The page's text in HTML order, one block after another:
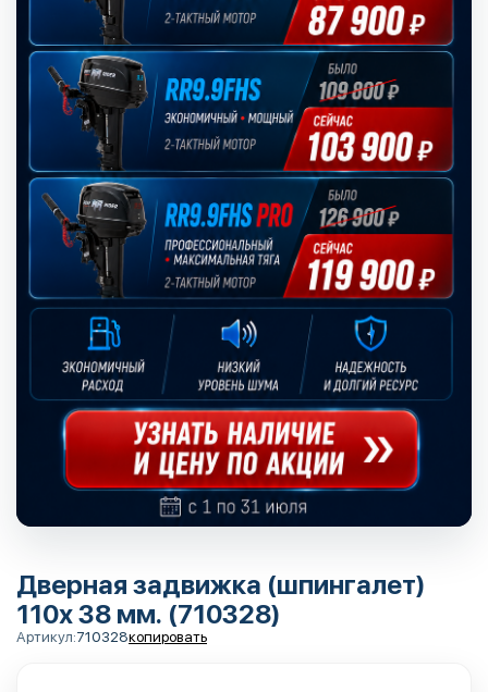
Дверная задвижка (шпингалет)
110х 38 мм. (710328)
Артикул:710328копировать